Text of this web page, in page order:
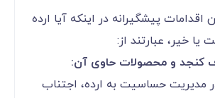
اقدامات پیشگیرانه در اینکه آیا ارده
خیر، عبارتند از:
کنجد و محصولات حاوی آن:
مدیریت حساسیت به ارده، اجتناب